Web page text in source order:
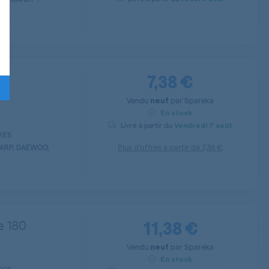
DAEWOO,
7,38 €
Vendu neuf par Spareka
En stock
Livré à partir du Vendredi 7 août
11,38 €
Vendu neuf par Spareka
En stock